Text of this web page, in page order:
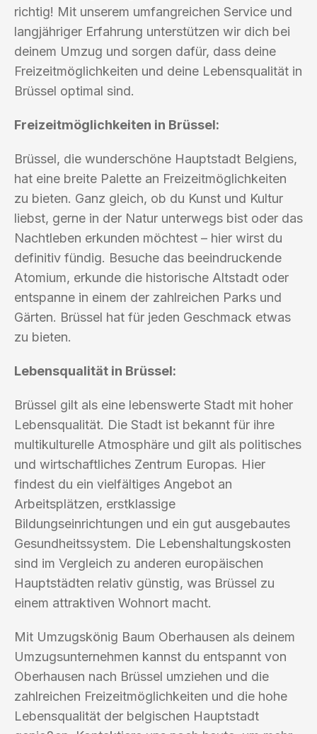
richtig! Mit unserem umfangreichen Service und
langjähriger Erfahrung unterstützen wir dich bei
deinem Umzug und sorgen dafür, dass deine
Freizeitmöglichkeiten und deine Lebensqualität in
Brüssel optimal sind.
Freizeitmöglichkeiten in Brüssel:
Brüssel, die wunderschöne Hauptstadt Belgiens,
hat eine breite Palette an Freizeitmöglichkeiten
zu bieten. Ganz gleich, ob du Kunst und Kultur
liebst, gerne in der Natur unterwegs bist oder das
Nachtleben erkunden möchtest – hier wirst du
definitiv fündig. Besuche das beeindruckende
Atomium, erkunde die historische Altstadt oder
entspanne in einem der zahlreichen Parks und
Gärten. Brüssel hat für jeden Geschmack etwas
zu bieten.
Lebensqualität in Brüssel:
Brüssel gilt als eine lebenswerte Stadt mit hoher
Lebensqualität. Die Stadt ist bekannt für ihre
multikulturelle Atmosphäre und gilt als politisches
und wirtschaftliches Zentrum Europas. Hier
findest du ein vielfältiges Angebot an
Arbeitsplätzen, erstklassige
Bildungseinrichtungen und ein gut ausgebautes
Gesundheitssystem. Die Lebenshaltungskosten
sind im Vergleich zu anderen europäischen
Hauptstädten relativ günstig, was Brüssel zu
einem attraktiven Wohnort macht.
Mit Umzugskönig Baum Oberhausen als deinem
Umzugsunternehmen kannst du entspannt von
Oberhausen nach Brüssel umziehen und die
zahlreichen Freizeitmöglichkeiten und die hohe
Lebensqualität der belgischen Hauptstadt